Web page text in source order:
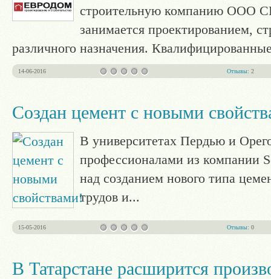
строительную компанию ООО
занимается проектированием,
различного назначения.
14-06-2016 Отзывы: 2
Создан цемент с новыми
В университетах Пердью и
профессионалами из компании
над созданием нового типа
трудов и...
15-05-2016 Отзывы: 0
В Татарстане расширится